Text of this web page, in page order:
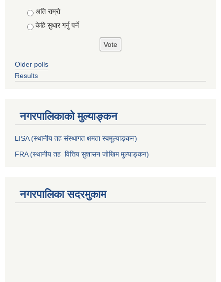
Choices
अति राम्राे
केहि सुधार गर्नु पर्ने
Older polls
Results
नगरपालिकाको मुल्याङ्कन
LISA (स्थानीय तह संस्थागत क्षमता स्वमूल्याङ्कन)
FRA (स्थानीय तह वित्तिय सुशासन जोखिम मुल्याङ्कन)
नगरपालिका सदरमुकाम